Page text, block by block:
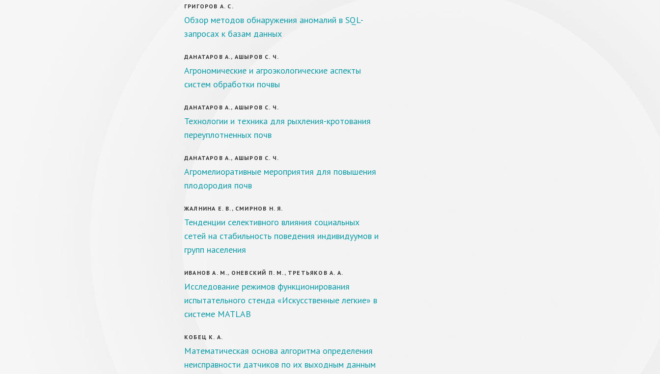
ГРИГОРОВ А. С.
Обзор методов обнаружения аномалий в SQL-
запросах к базам данных
ДАНАТАРОВ А., АШЫРОВ С. Ч.
Агрономические и агроэкологические аспекты
систем обработки почвы
ДАНАТАРОВ А., АШЫРОВ С. Ч.
Технологии и техника для рыхления-кротования
переуплотненных почв
ДАНАТАРОВ А., АШЫРОВ С. Ч.
Агромелиоративные мероприятия для повышения
плодородия почв
ЖАЛНИНА Е. В., СМИРНОВ Н. Я.
Тенденции селективного влияния социальных
сетей на стабильность поведения индивидуумов и
групп населения
ИВАНОВ А. М., ОНЕВСКИЙ П. М., ТРЕТЬЯКОВ А. А.
Исследование режимов функционирования
испытательного стенда «Искусственные легкие» в
системе MATLAB
КОБЕЦ К. А.
Математическая основа алгоритма определения
неисправности датчиков по их выходным данным